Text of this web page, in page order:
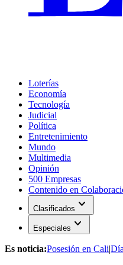
Loterías
Economía
Tecnología
Judicial
Política
Entretenimiento
Mundo
Multimedia
Opinión
500 Empresas
Contenido en
Clasificados expand_more
Especiales expand_more
Es noticia:Posesión en Cali|